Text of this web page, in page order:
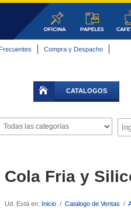
Compra y Despacho
CATALOGOS
Cola Fria y
Ud. Está en: Inicio / Catalogo de Ventas /